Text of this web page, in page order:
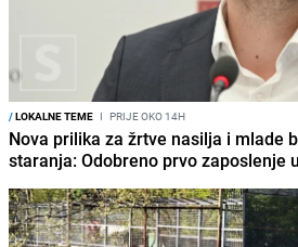
/LOKALNE TEME I PRIJE OKO 14H
Nova prilika za žrtve nasilja i mlade
staranja: Odobreno prvo zaposlenje